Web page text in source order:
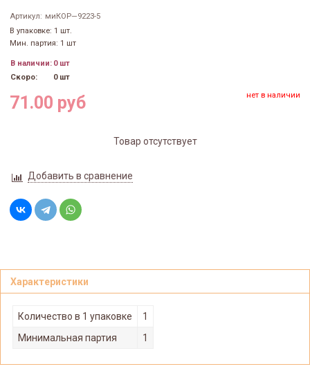
Артикул: миКОР—9223-5
В упаковке: 1 шт.
Мин. партия: 1 шт
В наличии: 0 шт
Скоро:
0 шт
71.00 руб нет в наличии
Товар отсутствует
Добавить в сравнение
Характеристики
Количество в 1 упаковке
1
Минимальная партия
1